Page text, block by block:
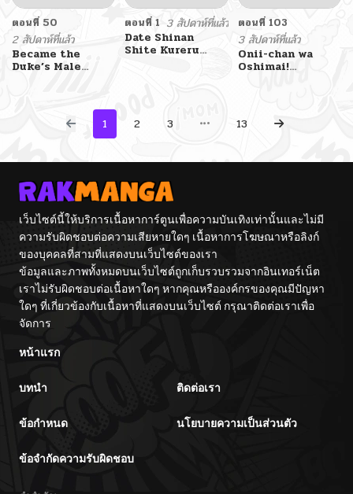
ตอนที่ 50
2 สัปดาห์ที่แล้ว
Became the
Duke’s Male
ตอนที่ 1 3 สัปดาห์ที่แล้ว
Date Shinan
Shite Kureru
ตอนที่ 103
3 สัปดาห์ที่แล้ว
Onii-chan wa
Oshimai!
1
2 3 13
เว็บไซต์นี้ให้บริการเนื้อหาการ์ตูนเพื่อความบันเทิงเท่านั้นและไม่มี
ความรับผิดชอบต่อความเสียหายใดๆ เนื้อหาการโฆษณาหรือลิงก์
ของบุคคลที่สามที่แสดงบนเว็บไซต์ของเรา
ข้อมูลและภาพทั้งหมดบนเว็บไซต์ถูกเก็บรวบรวมจากอินเทอร์เน็ต
เราไม่รับผิดชอบต่อเนื้อหาใดๆ หากคุณหรือองค์กรของคุณมีปัญหา
ใดๆ ที่เกี่ยวข้องกับเนื้อหาที่แสดงบนเว็บไซต์ กรุณาติดต่อเราเพื่อ
จัดการ
หน้าแรก
บทนำ ติดต่อเรา
ข้อกำหนด นโยบายความเป็นส่วนตัว
ข้อจำกัดความรับผิดชอบ